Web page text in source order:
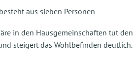
aus sieben Personen
in den Hausgemeinschaften tut den
steigert das Wohlbefinden deutlich.